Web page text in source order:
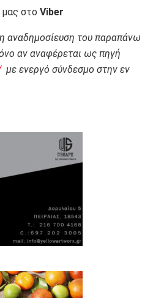
μας στο Viber
αναδημοσίευση του παραπάνω
αν αναφέρεται ως πηγή
με ενεργό σύνδεσμο στην εν